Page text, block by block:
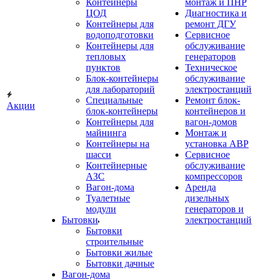
Акции
Контейнеры
ЦОД
Контейнеры для
водоподготовки
Контейнеры для
тепловых
пунктов
Блок-контейнеры
для лабораторий
Специальные
блок-контейнеры
Контейнеры для
майнинга
Контейнеры на
шасси
Контейнерные
АЗС
Вагон-дома
Туалетные
модули
Бытовки
Бытовки
строительные
Бытовки жилые
Бытовки дачные
Вагон-дома
монтаж и ПНР
Диагностика и
ремонт ДГУ
Сервисное
обслуживание
генераторов
Техническое
обслуживание
электростанций
Ремонт блок-
контейнеров и
вагон-домов
Монтаж и
установка АВР
Сервисное
обслуживание
компрессоров
Аренда
дизельных
генераторов и
электростанций